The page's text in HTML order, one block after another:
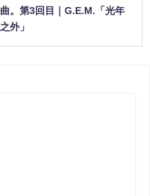
曲。第3回目｜G.E.M.「光年
之外」